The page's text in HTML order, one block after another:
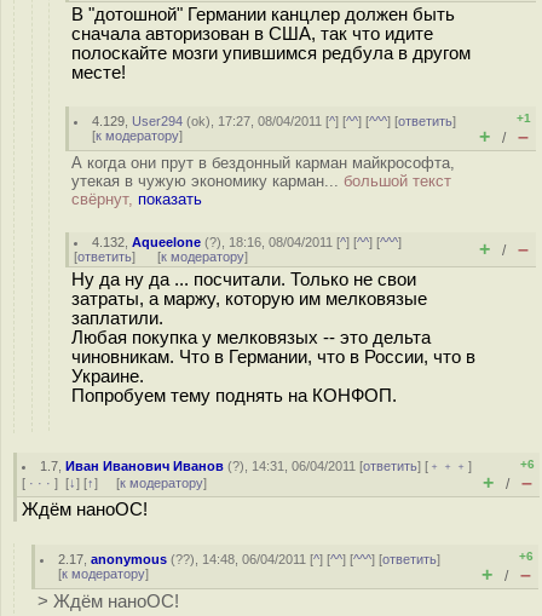
В "дотошной" Германии канцлер должен быть
сначала авторизован в США, так что идите
полоскайте мозги упившимся редбула в другом
месте!
4.129 User294 (ok), 17:27, 08/04/2011 [^] [^^] [^^^] [ответить]
[к модератору]
+1
+ / –
А когда они прут в бездонный карман майкрософта,
утекая в чужую экономику карман... большой текст
свёрнут, показать
4.132 ,Aqueelone (?), 18:16, 08/04/2011 [^] [^^] [^^^]
[ответить] [к модератору] + / –
Ну да ну да ... посчитали. Только не свои
затраты, а маржу, которую им мелковязые
заплатили.
Любая покупка у мелковязых -- это дельта
чиновникам. Что в Германии, что в России, что в
Украине.
Попробуем тему поднять на КОНФОП.
1.7 ,Иван Иванович Иванов (?), 14:31, 06/04/2011 [ответить] [ ﹢﹢﹢]
[ · · · ] [↓] [↑] [к модератору]
+6
+ / –
Ждём наноОС!
2.17 ,anonymous (??), 14:48, 06/04/2011 [^] [^^] [^^^] [ответить]
[к модератору]
+6
+ / –
> Ждём наноОС!